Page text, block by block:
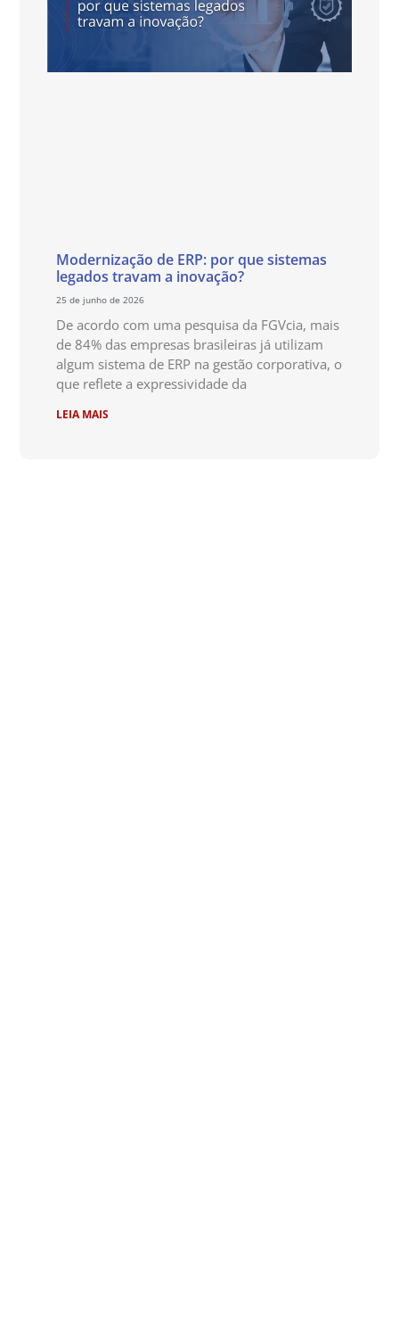
Modernização de ERP: por que sistemas
legados travam a inovação?
25 de junho de 2026
De acordo com uma pesquisa da FGVcia, mais
de 84% das empresas brasileiras já utilizam
algum sistema de ERP na gestão corporativa, o
que reflete a expressividade da
LEIA MAIS